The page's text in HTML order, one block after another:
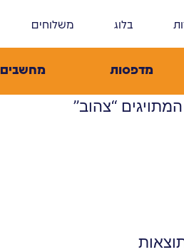
בלוג משלוחים
מדפסות מחשבים
“צהוב”